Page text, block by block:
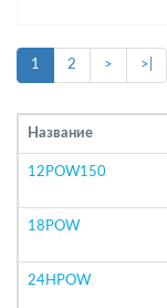
1 2 > >|
Название
12POW150
18POW
24HPOW